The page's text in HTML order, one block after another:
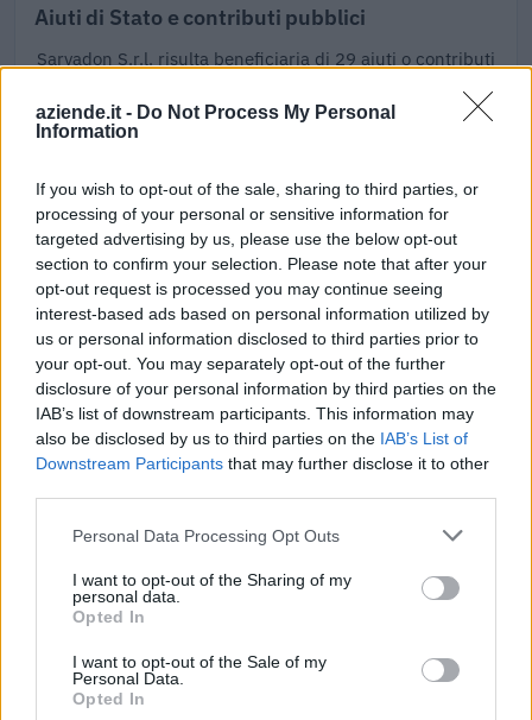
aziende.it - Do Not Process My Personal
Information
If you wish to opt-out of the sale, sharing to third parties, or
processing of your personal or sensitive information for
targeted advertising by us, please use the below opt-out
section to confirm your selection. Please note that after your
opt-out request is processed you may continue seeing
interest-based ads based on personal information utilized by
us or personal information disclosed to third parties prior to
your opt-out. You may separately opt-out of the further
disclosure of your personal information by third parties on the
IAB’s list of downstream participants. This information may
also be disclosed by us to third parties on the IAB’s List of
Downstream Participants that may further disclose it to other
Personal Data Processing Opt Outs
I want to opt-out of the Sharing of my
personal data.
Opted In
I want to opt-out of the Sale of my
Personal Data.
Opted In
Aiuti di Stato e contributi pubblici
Sarvadon S.r.l. risulta beneficiaria di 29 aiuti o contributi
2025-06-16
industriali e artigiane
Regione Autonoma Valle D'Aosta - Dipartimento
sviluppo economico, formazione, la
128.715 euro
2025-03-26
Incentivi alle assunzioni per le persone iscritte nel
programma GOL - seconda edizione
Regione Autonoma Valle d'Aosta - Dipartimento
politiche del lavoro e della forma
10.000 euro
Banca del Mezzogiorno MedioCredito Centrale S.p.A.
2024-11-29
Banca del Mezzogiorno MedioCredito Centrale S.p.A.
680.000 euro